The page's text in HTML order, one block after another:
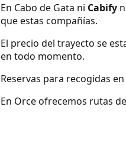
En Cabo de Gata ni Cabify
que estas compañías.
El precio del trayecto se
en todo momento.
Reservas para recogidas
En Orce ofrecemos rutas